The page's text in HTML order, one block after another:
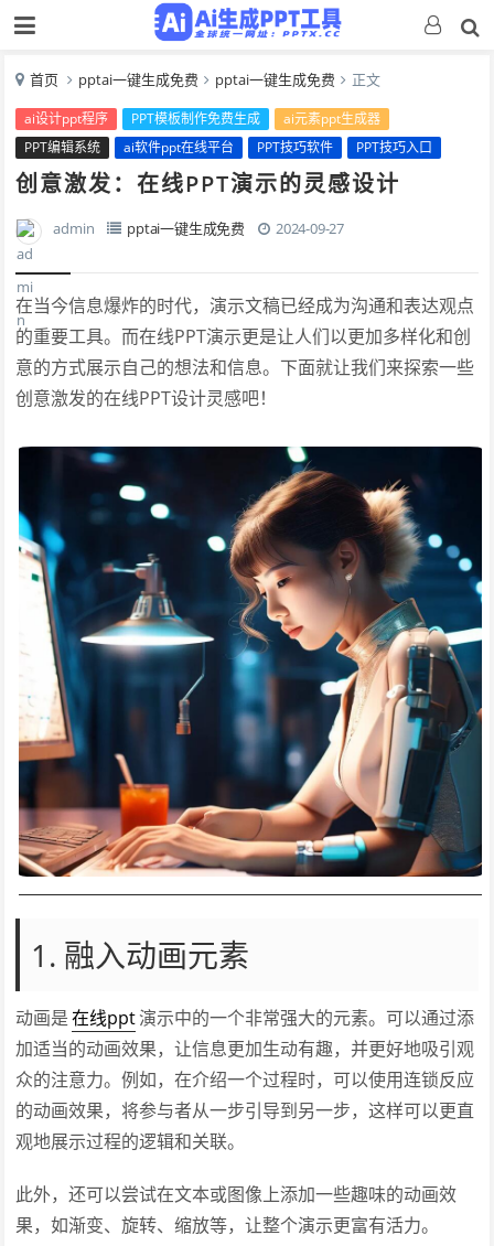
首页 pptai一键生成免费 pptai一键生成免费 正文
ai设计ppt程序 PPT模板制作免费生成
ai元素ppt生成器
PPT编辑系统
ai软件ppt在线平台 PPT技巧软件 PPT技巧入口
创意激发：在线PPT演示的灵感设计
admin pptai一键生成免费 2024-09-27
在当今信息爆炸的时代，演示文稿已经成为沟通和表达观点
的重要工具。而在线PPT演示更是让人们以更加多样化和创
意的方式展示自己的想法和信息。下面就让我们来探索一些
创意激发的在线PPT设计灵感吧！
1. 融入动画元素
动画是 在线ppt演示中的一个非常强大的元素。可以通过添
加适当的动画效果，让信息更加生动有趣，并更好地吸引观
众的注意力。例如，在介绍一个过程时，可以使用连锁反应
的动画效果，将参与者从一步引导到另一步，这样可以更直
观地展示过程的逻辑和关联。
此外，还可以尝试在文本或图像上添加一些趣味的动画效
果，如渐变、旋转、缩放等，让整个演示更富有活力。